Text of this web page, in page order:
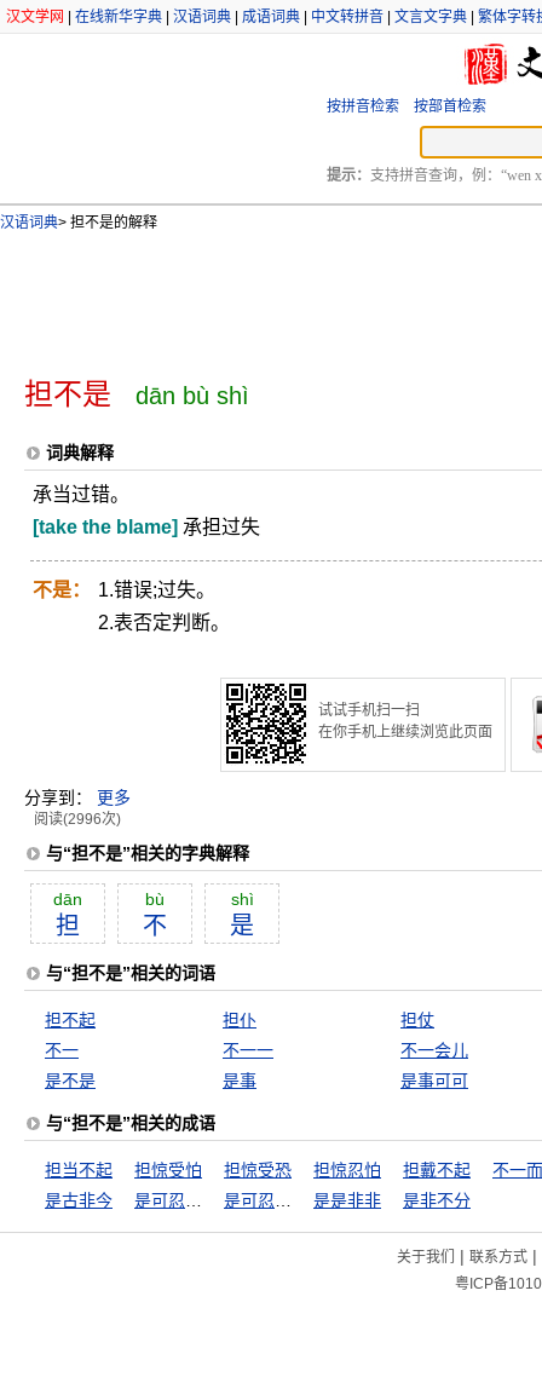
汉文学网 在线新华字典 汉语词典 成语词典 中文转拼音 文言文字典 繁体字转
按拼音检索 按部首检索
提示： 支持拼音查询，例：“wen
汉语词典> 担不是的解释
担不是 dān bù shì
词典解释
承当过错。
[take the blame] 承担过失
不是：
1.错误;过失。
2.表否定判断。
试试手机扫一扫
在你手机上继续浏览此页面
分享到： 更多
阅读(2996次)
与“担不是”相关的字典解释
dān
担
bù
不
shì
是
与“担不是”相关的词语
担不起 担仆
担仗
不一
不一一
不一会儿
是不是
是事 是事可可
与“担不是”相关的成语
担当不起 担惊受怕 担惊受恐 担惊忍怕 担戴不起
不一
是古非今
是是非非 是非不分
关于我们 | 联系方式|
粤ICP备